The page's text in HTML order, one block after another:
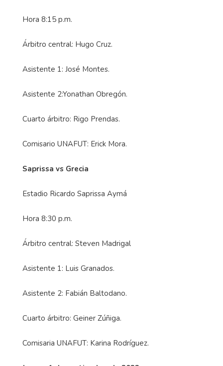
Hora 8:15 p.m.
Árbitro central: Hugo Cruz.
Asistente 1: José Montes.
Asistente 2:Yonathan Obregón.
Cuarto árbitro: Rigo Prendas.
Comisario UNAFUT: Erick Mora.
Saprissa vs Grecia
Estadio Ricardo Saprissa Aymá
Hora 8:30 p.m.
Árbitro central: Steven Madrigal
Asistente 1: Luis Granados.
Asistente 2: Fabián Baltodano.
Cuarto árbitro: Geiner Zúñiga.
Comisaria UNAFUT: Karina Rodríguez.